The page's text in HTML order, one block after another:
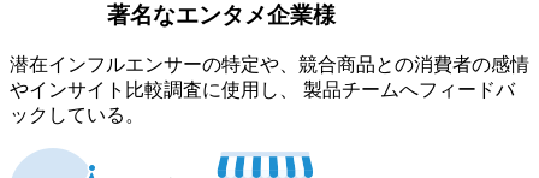
著名なエンタメ企業様
潜在インフルエンサーの特定や、競合商品との消費者の感情
やインサイト比較調査に使用し、 製品チームへフィードバ
ックしている。